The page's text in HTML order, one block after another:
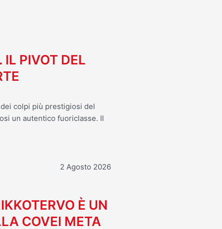
IL PIVOT DEL
colpi più prestigiosi del
un autentico fuoriclasse. Il
2 Agosto 2026
È UN
COVEI META